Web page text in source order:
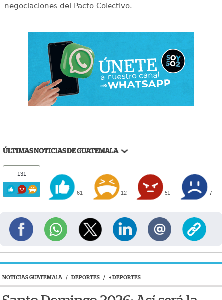
negociaciones del Pacto Colectivo.
ÚLTIMAS NOTICIAS DE GUATEMALA
131
61 12 51 7
NOTICIAS GUATEMALA / DEPORTES / + DEPORTES